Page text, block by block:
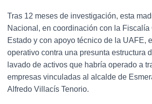
Tras 12 meses de investigación, esta
Nacional, en coordinación con la Fiscalía
Estado y con apoyo técnico de la UAFE,
operativo contra una presunta estructura
lavado de activos que habría operado a
empresas vinculadas al alcalde de
Alfredo Villacís Tenorio.